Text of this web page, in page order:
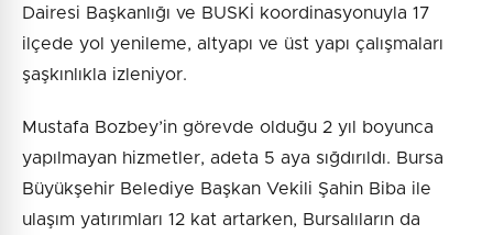
Dairesi Başkanlığı ve BUSKİ koordinasyonuyla 17
ilçede yol yenileme, altyapı ve üst yapı çalışmaları
şaşkınlıkla izleniyor.
Mustafa Bozbey’in görevde olduğu 2 yıl boyunca
yapılmayan hizmetler, adeta 5 aya sığdırıldı. Bursa
Büyükşehir Belediye Başkan Vekili Şahin Biba ile
ulaşım yatırımları 12 kat artarken, Bursalıların da